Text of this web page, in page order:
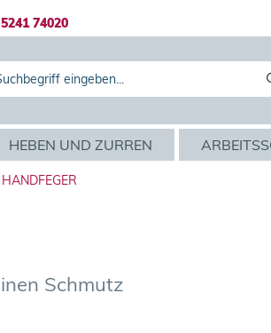
74020
HEBEN UND ZURREN
Schmutz